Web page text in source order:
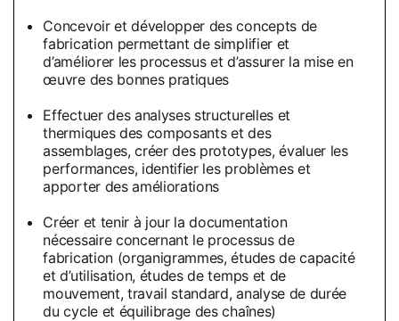
Concevoir et développer des concepts de
fabrication permettant de simplifier et
d’améliorer les processus et d’assurer la mise en
œuvre des bonnes pratiques
Effectuer des analyses structurelles et
thermiques des composants et des
assemblages, créer des prototypes, évaluer les
performances, identifier les problèmes et
apporter des améliorations
Créer et tenir à jour la documentation
nécessaire concernant le processus de
fabrication (organigrammes, études de capacité
et d’utilisation, études de temps et de
mouvement, travail standard, analyse de durée
du cycle et équilibrage des chaînes)